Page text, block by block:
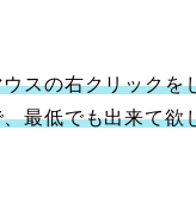
スの右クリックを
最低でも出来て欲